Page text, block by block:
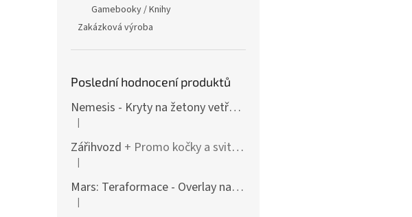
Gamebooky / Knihy
Zakázková výroba
Poslední hodnocení produktů
Nemesis - Kryty na žetony vetřelců (varianty i pro rozšíření / Lockdown)
Hodnocení produktu je 4 z 5 hvězdiček.
|
Zářihvozd + Promo kočky a svitolam
Hodnocení produktu je 5 z 5 hvězdiček.
|
Mars: Teraformace - Overlay na destičky kolonií
Hodnocení produktu je 5 z 5 hvězdiček.
|